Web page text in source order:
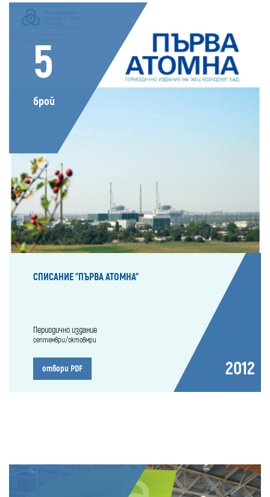
5
брой
СПИСАНИЕ "ПЪРВА АТОМНА"
Периодично издание
септември/октовмри
отвори PDF 2012